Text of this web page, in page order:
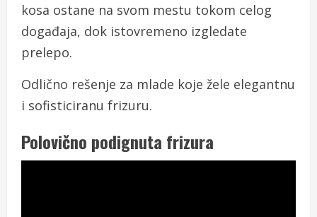
kosa ostane na svom mestu tokom celog
događaja, dok istovremeno izgledate
prelepo.
Odlično rešenje za mlade koje žele elegantnu
i sofisticiranu frizuru.
Polovično podignuta frizura